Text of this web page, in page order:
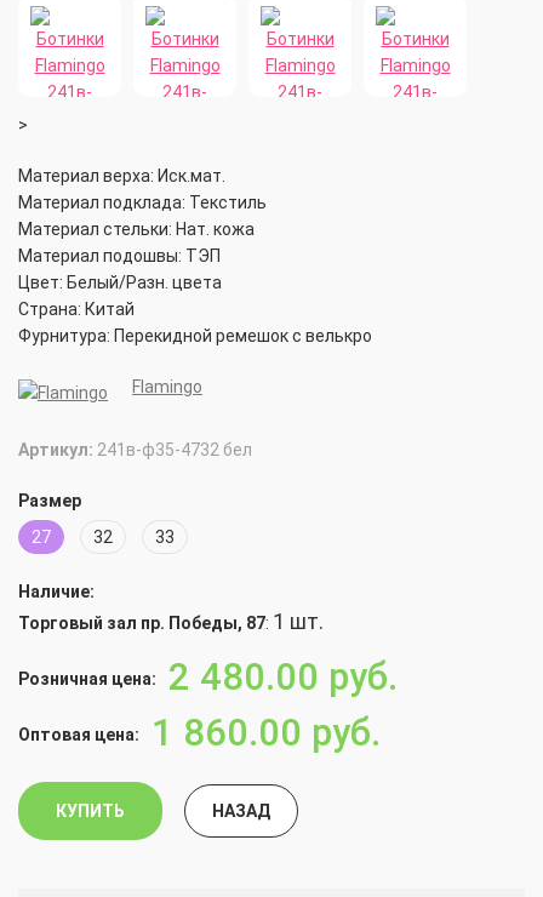
>
Материал верха: Иск.мат.
Материал подклада: Текстиль
Материал стельки: Нат. кожа
Материал подошвы: ТЭП
Цвет: Белый/Разн. цвета
Страна: Китай
Фурнитура: Перекидной ремешок с велькро
Flamingo
Артикул: 241в-ф35-4732 бел
Размер
27
32 33
Наличие:
Торговый зал пр. Победы, 87: 1 шт.
Розничная цена: 2 480.00 руб.
Оптовая цена: 1 860.00 руб.
КУПИТЬ НАЗАД